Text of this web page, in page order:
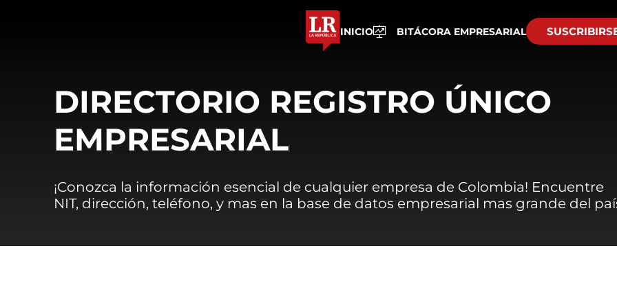
INICIO BITÁCORA EMPRESARIAL
DIRECTORIO REGISTRO ÚNICO
EMPRESARIAL
¡Conozca la información esencial de cualquier empresa de Colombia! Encuentre
NIT, dirección, teléfono, y mas en la base de datos empresarial mas grande del